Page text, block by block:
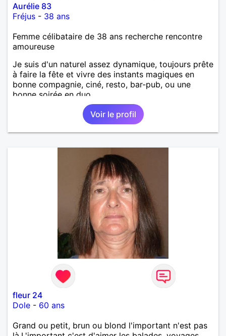
Aurélie 83
Fréjus - 38 ans
Femme célibataire de 38 ans recherche rencontre
amoureuse
Je suis d'un naturel assez dynamique, toujours prête
à faire la fête et vivre des instants magiques en
bonne compagnie, ciné, resto, bar-pub, ou une
bonne soirée en duo.
Voir le profil
fleur 24
Dole - 60 ans
Grand ou petit, brun ou blond l'important n'est pas